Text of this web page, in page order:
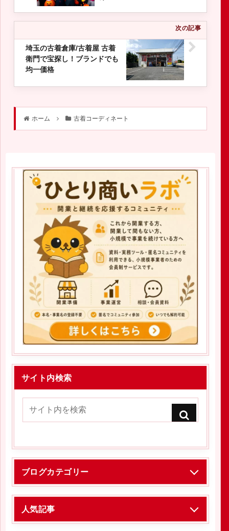
埼玉の古着倉庫/古着屋 古着
衛門で宝探し！ブランドでも
均一価格
ホーム 古着コーディネート
サイト内検索
ブログカテゴリー
人気記事